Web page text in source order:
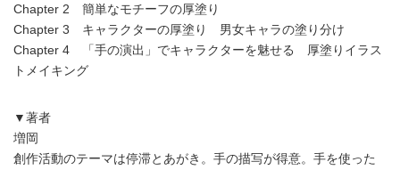
Chapter 2 簡単なモチーフの厚塗り
Chapter 3 キャラクターの厚塗り 男女キャラの塗り分け
Chapter 4 「手の演出」でキャラクターを魅せる 厚塗りイラス
トメイキング
▼著者
増岡
創作活動のテーマは停滞とあがき。手の描写が得意。手を使った